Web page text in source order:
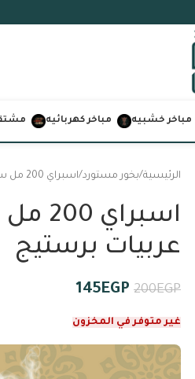
مباخر خشبيه مباخر كهربائيه
الرئيسية بخور مستورد اسبراي 200 مل سيدتي ليدي بيرد من عربيات برستيج
عربيات برستيج
200EGP
145EGP
غير متوفر في المخزون